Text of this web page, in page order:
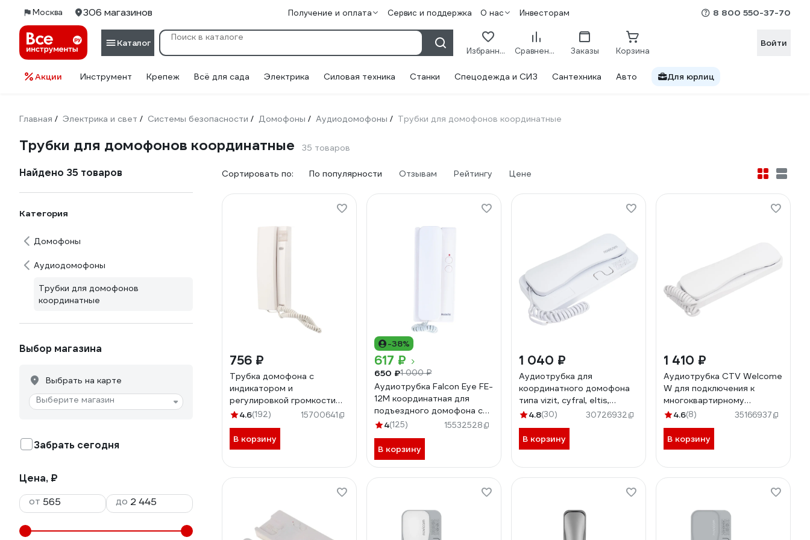
Москва 306 магазинов Получение и оплата Сервис и поддержка О нас Инвесторам 8 800 550-37-70
Каталог
Избранное Сравнение Заказы Корзина
Войти
Акции Инструмент Крепеж Всё для сада Электрика Силовая техника Станки Спецодежда и СИЗ Сантехника Авто Для юрлиц
Главная / Электрика и свет / Системы безопасности / Домофоны / Аудиодомофоны / Трубки для домофонов координатные
Трубки для домофонов координатные 35 товаров
Найдено 35 товаров
Категория
Домофоны
Аудиодомофоны
Трубки для домофонов
координатные
Выбор магазина
Выбрать на карте
Выберите магазин
Забрать сегодня
Цена, ₽
от
до
Сортировать по: По популярности Отзывам Рейтингу Цене
756 ₽
Трубка домофона с
индикатором и
регулировкой громкости
REXANT 45-0348
4.6(192) 15700641
В корзину
-38%
617 ₽
650 ₽1 000 ₽
Аудиотрубка Falcon Eye FE-
12M координатная для
подъездного домофона с
2-х проводной системой
00109344
4(125) 15532528
В корзину
1 040 ₽
Аудиотрубка для
координатного домофона
типа vizit, cyfral, eltis,
метаком, beward Novicam с
звука voice c white 4474
4.8(30) 30726932
В корзину
1 410 ₽
Аудиотрубка CTV Welcome
W для подключения к
многоквартирному
домофону координатного
и т.п.), цв. белый 10-
0000993
4.6(8) 35166937
В корзину